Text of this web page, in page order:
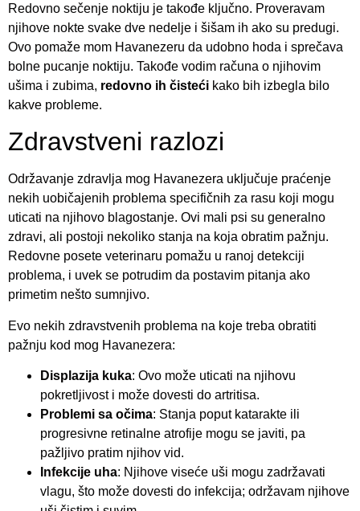
Redovno sečenje noktiju je takođe ključno. Proveravam
njihove nokte svake dve nedelje i šišam ih ako su predugi.
Ovo pomaže mom Havanezeru da udobno hoda i sprečava
bolne pucanje noktiju. Takođe vodim računa o njihovim
ušima i zubima, redovno ih čisteći kako bih izbegla bilo
kakve probleme.
Zdravstveni razlozi
Održavanje zdravlja mog Havanezera uključuje praćenje
nekih uobičajenih problema specifičnih za rasu koji mogu
uticati na njihovo blagostanje. Ovi mali psi su generalno
zdravi, ali postoji nekoliko stanja na koja obratim pažnju.
Redovne posete veterinaru pomažu u ranoj detekciji
problema, i uvek se potrudim da postavim pitanja ako
primetim nešto sumnjivo.
Evo nekih zdravstvenih problema na koje treba obratiti
pažnju kod mog Havanezera:
Displazija kuka: Ovo može uticati na njihovu
pokretljivost i može dovesti do artritisa.
Problemi sa očima: Stanja poput katarakte ili
progresivne retinalne atrofije mogu se javiti, pa
pažljivo pratim njihov vid.
Infekcije uha: Njihove viseće uši mogu zadržavati
vlagu, što može dovesti do infekcija; održavam njihove